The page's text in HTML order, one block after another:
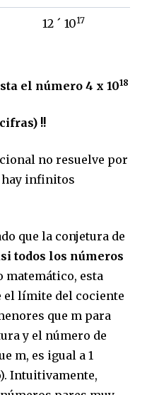
12 ´ 1017
el número 4 x 1018
!!
no resuelve por
hay infinitos
que la conjetura de
todos los números
matemático, esta
el límite del cociente
que m para
y el número de
m, es igual a 1
Intuitivamente,